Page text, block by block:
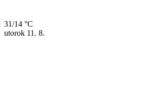
31/14 °C
utorok 11. 8.